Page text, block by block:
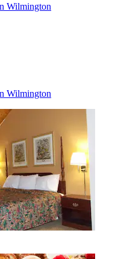
Wilmington
Wilmington